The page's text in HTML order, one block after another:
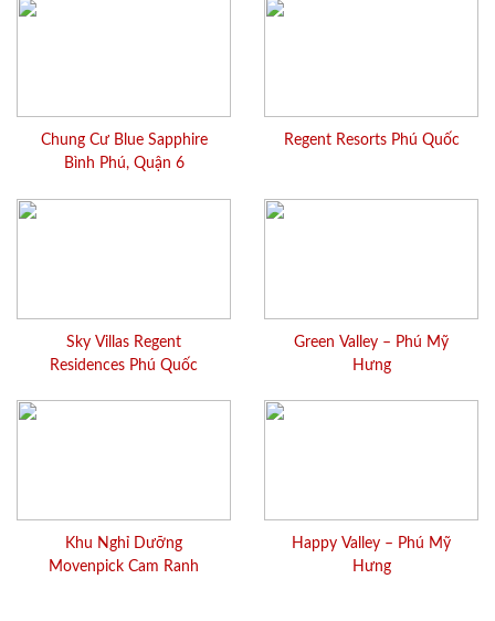
Chung Cư Blue Sapphire
Bình Phú, Quận 6
Regent Resorts Phú Quốc
Sky Villas Regent
Residences Phú Quốc
Green Valley – Phú Mỹ
Hưng
Khu Nghỉ Dưỡng
Movenpick Cam Ranh
Happy Valley – Phú Mỹ
Hưng